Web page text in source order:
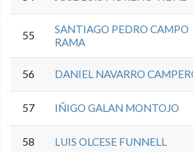
55
SANTIAGO PEDRO CAMPO
RAMA
56 DANIEL NAVARRO
57 IÑIGO GALAN MONTOJO
58 LUIS OLCESE FUNNELL